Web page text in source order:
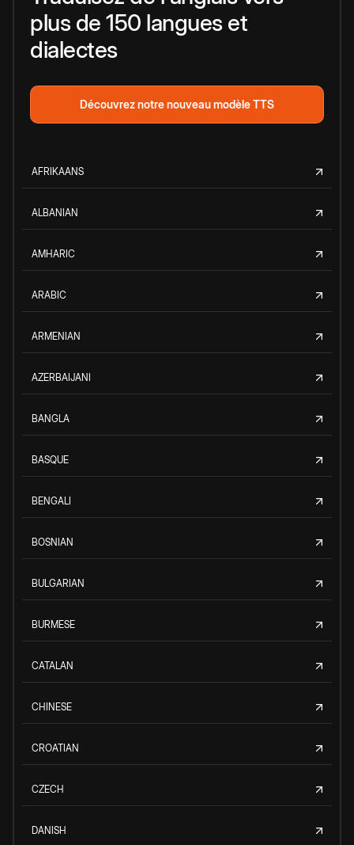
plus de 150 langues et
dialectes
Découvrez notre nouveau modèle TTS
AFRIKAANS
ALBANIAN
AMHARIC
ARABIC
ARMENIAN
AZERBAIJANI
BANGLA
BASQUE
BENGALI
BOSNIAN
BULGARIAN
BURMESE
CATALAN
CHINESE
CROATIAN
CZECH
DANISH